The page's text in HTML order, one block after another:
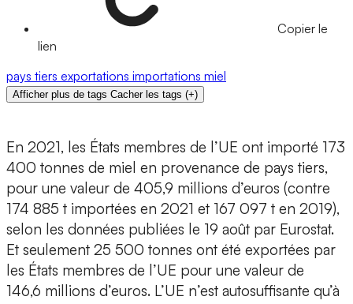
Copier le
lien
pays tiers exportations importations miel
Afficher plus de tags Cacher les tags (+)
En 2021, les États membres de l’UE ont importé 173
400 tonnes de miel en provenance de pays tiers,
pour une valeur de 405,9 millions d’euros (contre
174 885 t importées en 2021 et 167 097 t en 2019),
selon les données publiées le 19 août par Eurostat.
Et seulement 25 500 tonnes ont été exportées par
les États membres de l’UE pour une valeur de
146,6 millions d’euros. L’UE n’est autosuffisante qu’à